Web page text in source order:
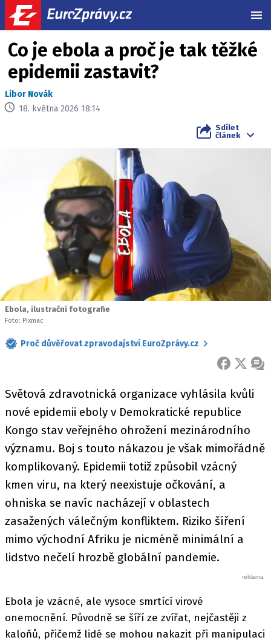
Co je ebola a proč je tak těžké
epidemii zastavit?
Libor Novák
18. května 2026 18:14
Sdílet
článek
Ebola, ilustrační fotografie
Foto: Pixmac
Proč důvěřovat zpravodajství EuroZprávy.cz
FACEBOOK
X
Světová zdravotnická organizace vyhlásila kvůli
nové epidemii eboly v Demokratické republice
Kongo stav veřejného ohrožení mezinárodního
významu. Boj s touto nákazou je však mimořádně
komplikovaný. Epidemii totiž způsobil vzácný
kmen viru, na který neexistuje očkování, a
ohniska se navíc nacházejí v oblastech
zasažených válečným konfliktem. Riziko šíření
mimo východní Afriku je nicméně minimální a
lidstvo nečelí hrozbě globální pandemie.
Ebola je vzácné, ale vysoce smrtící virové
onemocnění. Původně se šíří ze zvířat, nejčastěji z
kaloňů, přičemž lidé se mohou nakazit při manipulaci